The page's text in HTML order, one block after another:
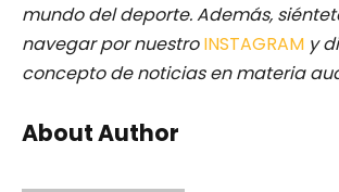
mundo del deporte. Además,
navegar por nuestro INSTAGRAM y
concepto de noticias en materia
About Author